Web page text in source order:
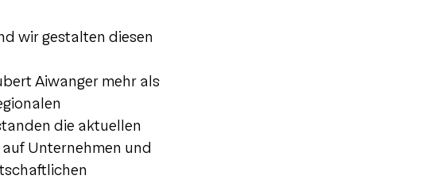
wir gestalten diesen
Aiwanger mehr als
die aktuellen
Unternehmen und